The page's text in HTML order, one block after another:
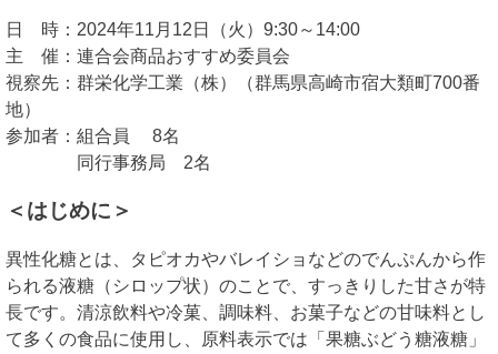
日 時：2024年11月12日（火）9:30～14:00
主 催：連合会商品おすすめ委員会
視察先：群栄化学工業（株）（群馬県高崎市宿大類町700番
地）
参加者：組合員 8名
同行事務局 2名
＜はじめに＞
異性化糖とは、タピオカやバレイショなどのでんぷんから作
られる液糖（シロップ状）のことで、すっきりした甘さが特
長です。清涼飲料や冷菓、調味料、お菓子などの甘味料とし
て多くの食品に使用し、原料表示では「果糖ぶどう糖液糖」